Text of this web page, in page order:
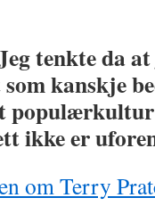
tenkte da
kanskje
ikke er
om Terry